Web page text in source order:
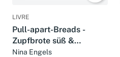
LIVRE
Pull-apart-Breads -
Zupfbrote süß &
herzhaft: Monkey Bread,
Nina Engels